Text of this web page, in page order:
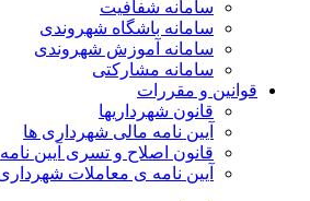
سامانه شفافیت
سامانه باشگاه شهروندی
سامانه آموزش شهروندی
سامانه مشارکتی
قوانین و مقررات
قانون شهرداریها
آیین نامه مالی شهرداری ها
قانون اصلاح و تسری آیین
آیین نامه ی معاملات